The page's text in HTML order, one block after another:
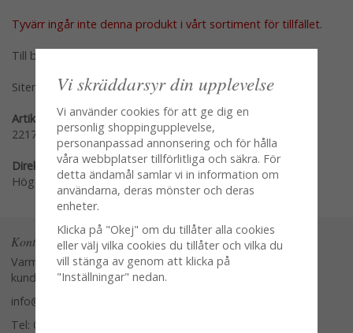
Tyvärr ingår inte denna produkt i vårt sortiment för tillfället.
Till butikens startsida »
Sitemap »
Artikelnummer:
2217
Direktlänk:
Högerklicka och kopiera adressen
Kontakta oss
Varmt välkommen att kontakta vår
kundtjänst.
info@glasverandan.se
Tel: 079-3495968
Vi skräddarsyr din upplevelse
Vi använder cookies för att ge dig en
personlig shoppingupplevelse,
personanpassad annonsering och för hålla
våra webbplatser tillförlitliga och säkra. För
detta ändamål samlar vi in information om
användarna, deras mönster och deras
enheter.
Klicka på "Okej" om du tillåter alla cookies
eller välj vilka cookies du tillåter och vilka du
vill stänga av genom att klicka på
"Inställningar" nedan.